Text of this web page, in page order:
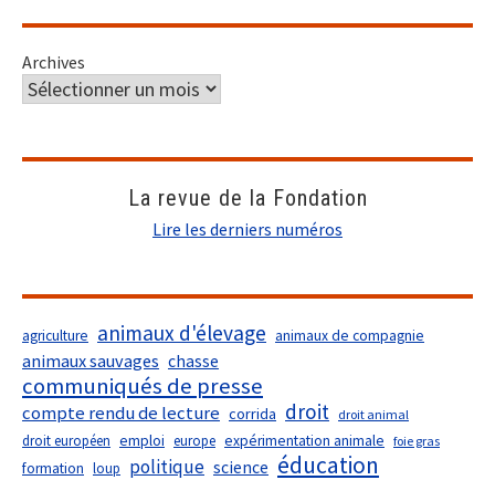
Archives
La revue de la Fondation
Lire les derniers numéros
agriculture animaux d'élevage animaux de compagnie
animaux sauvages chasse
communiqués de presse
compte rendu de lecture corrida droit droit animal
droit européen emploi europe expérimentation animale foie gras
formation loup politique science éducation